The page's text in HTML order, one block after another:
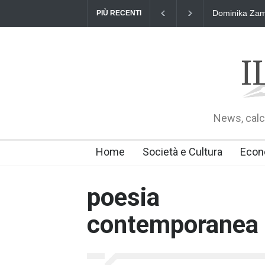
PIÙ RECENTI Dominika
News,
Home Società e Cultura
poesia
contemporanea